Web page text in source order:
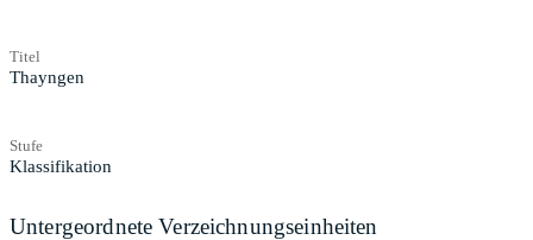
Titel
Thayngen
Stufe
Klassifikation
Untergeordnete Verzeichnungseinheiten